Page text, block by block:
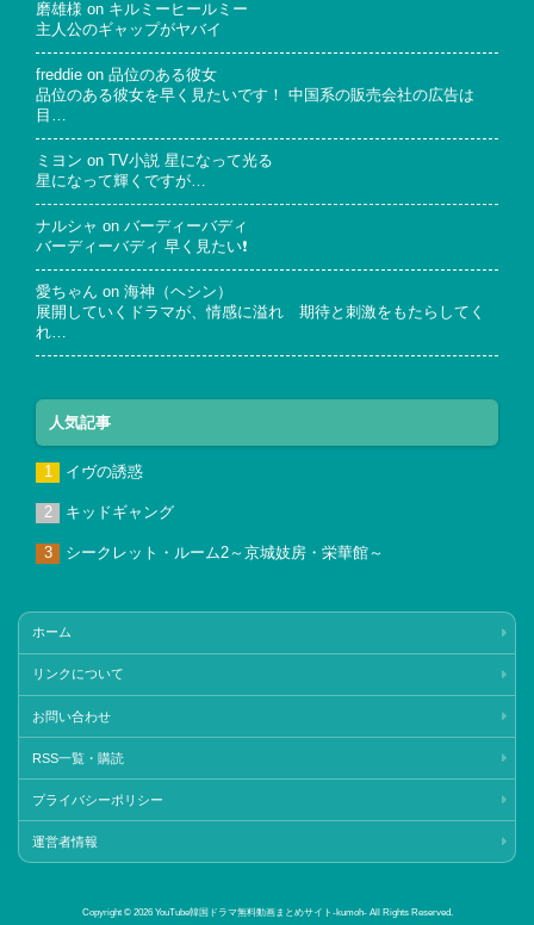
磨雄様 on キルミーヒールミー
主人公のギャップがヤバイ
freddie on 品位のある彼女
品位のある彼女を早く見たいです！ 中国系の販売会社の広告は
目…
ミヨン on
TV小説 星になって光る
星になって輝くですが…
ナルシャ on バーディーバディ
バーディーバディ 早く見たい❗
愛ちゃん on 海神（ヘシン）
展開していくドラマが、情感に溢れ 期待と刺激をもたらしてく
れ…
人気記事
イヴの誘惑
キッドギャング
シークレット・ルーム2～京城妓房・栄華館～
ホーム
リンクについて
お問い合わせ
RSS一覧・購読
プライバシーポリシー
運営者情報
Copyright © 2026 YouTube韓国ドラマ無料動画まとめサイト‐kumoh‐ All Rights Reserved.